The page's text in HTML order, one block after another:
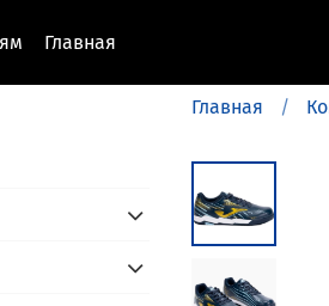
Главная
Главная